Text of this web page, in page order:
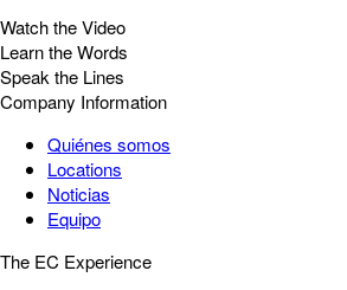
Watch the Video
Learn the Words
Speak the Lines
Company Information
Quiénes somos
Locations
Noticias
Equipo
The EC Experience